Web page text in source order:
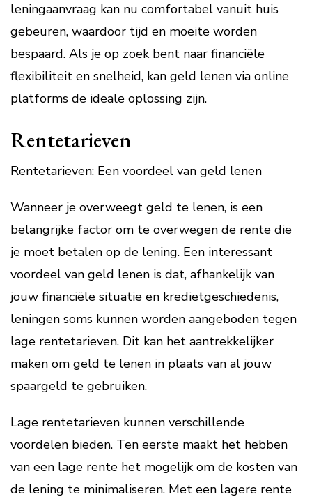
leningaanvraag kan nu comfortabel vanuit huis
gebeuren, waardoor tijd en moeite worden
bespaard. Als je op zoek bent naar financiële
flexibiliteit en snelheid, kan geld lenen via online
platforms de ideale oplossing zijn.
Rentetarieven
Rentetarieven: Een voordeel van geld lenen
Wanneer je overweegt geld te lenen, is een
belangrijke factor om te overwegen de rente die
je moet betalen op de lening. Een interessant
voordeel van geld lenen is dat, afhankelijk van
jouw financiële situatie en kredietgeschiedenis,
leningen soms kunnen worden aangeboden tegen
lage rentetarieven. Dit kan het aantrekkelijker
maken om geld te lenen in plaats van al jouw
spaargeld te gebruiken.
Lage rentetarieven kunnen verschillende
voordelen bieden. Ten eerste maakt het hebben
van een lage rente het mogelijk om de kosten van
de lening te minimaliseren. Met een lagere rente